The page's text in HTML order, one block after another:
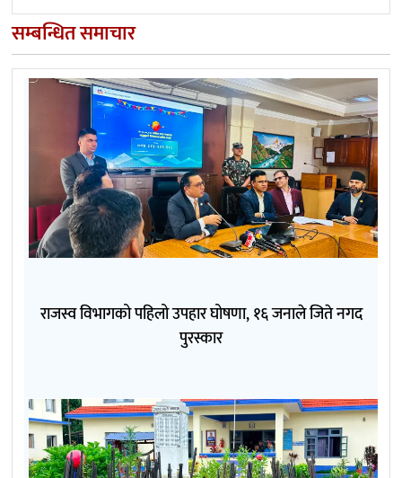
सम्बन्धित समाचार
राजस्व विभागको पहिलो उपहार घोषणा, १६ जनाले जिते नगद
पुरस्कार